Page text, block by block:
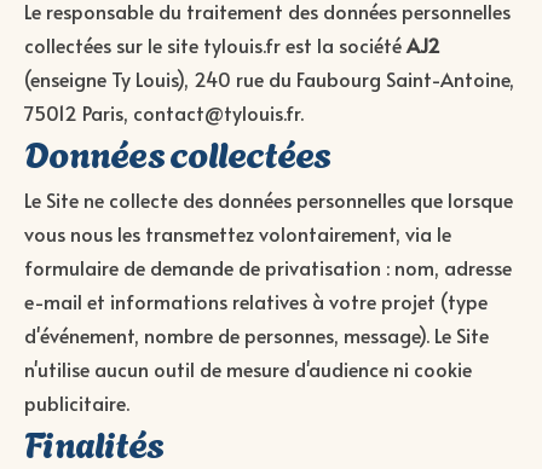
Le responsable du traitement des données personnelles
collectées sur le site tylouis.fr est la sociétéAJ2
(enseigne Ty Louis), 240 rue du Faubourg Saint-Antoine,
75012 Paris, contact@tylouis.fr.
Données collectées
Le Site ne collecte des données personnelles que lorsque
vous nous les transmettez volontairement, via le
formulaire de demande de privatisation : nom, adresse
e-mail et informations relatives à votre projet (type
d'événement, nombre de personnes, message). Le Site
n'utilise aucun outil de mesure d'audience ni cookie
publicitaire.
Finalités